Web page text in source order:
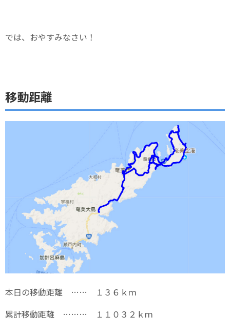
では、おやすみなさい！
移動距離
本日の移動距離 …… １３６ｋｍ
累計移動距離 ……… １１０３２ｋｍ